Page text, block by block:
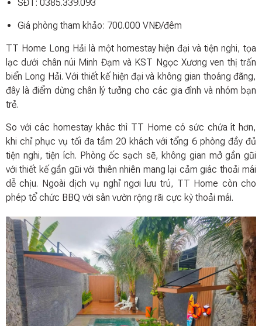
SĐT: 0385.339.093
Giá phòng tham khảo: 700.000 VNĐ/đêm
TT Home Long Hải là một homestay hiện đại và tiện nghi, tọa
lạc dưới chân núi Minh Đạm và KST Ngọc Xương ven thị trấn
biển Long Hải. Với thiết kế hiện đại và không gian thoáng đãng,
đây là điểm dừng chân lý tưởng cho các gia đình và nhóm bạn
trẻ.
So với các homestay khác thì TT Home có sức chứa ít hơn,
khi chỉ phục vụ tối đa tầm 20 khách với tổng 6 phòng đầy đủ
tiện nghi, tiện ích. Phòng ốc sạch sẽ, không gian mở gần gũi
với thiết kế gần gũi với thiên nhiên mang lại cảm giác thoải mái
dễ chịu. Ngoài dịch vụ nghỉ ngơi lưu trú, TT Home còn cho
phép tổ chức BBQ với sân vườn rộng rãi cực kỳ thoải mái.